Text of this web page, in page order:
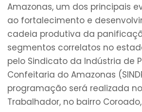
Amazonas, um dos principais
ao fortalecimento e
cadeia produtiva da
segmentos correlatos no
pelo Sindicato da Indústria de
Confeitaria do Amazonas
programação será realizada no
Trabalhador, no bairro Coroado,